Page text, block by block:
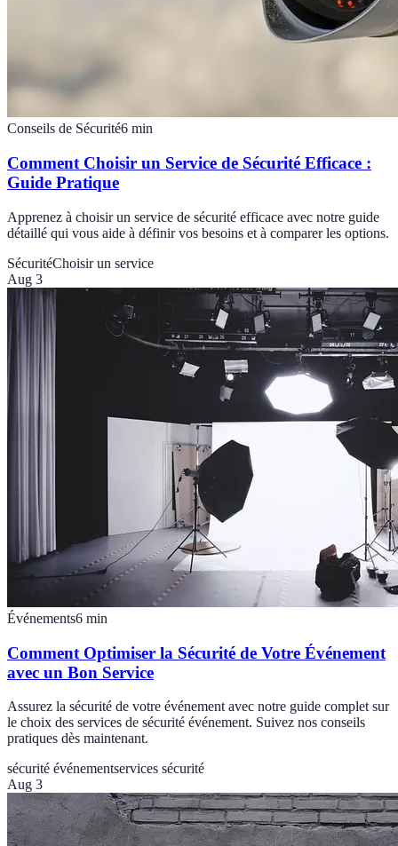
Conseils de Sécurité6 min
Comment Choisir un Service de Sécurité Efficace :
Guide Pratique
Apprenez à choisir un service de sécurité efficace avec notre guide
détaillé qui vous aide à définir vos besoins et à comparer les options.
SécuritéChoisir un service
Aug 3
Événements6 min
Comment Optimiser la Sécurité de Votre Événement
avec un Bon Service
Assurez la sécurité de votre événement avec notre guide complet sur
le choix des services de sécurité événement. Suivez nos conseils
pratiques dès maintenant.
sécurité événementservices sécurité
Aug 3